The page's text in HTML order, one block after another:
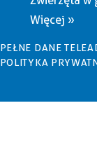
Więcej »
PEŁNE DANE
POLITYKA